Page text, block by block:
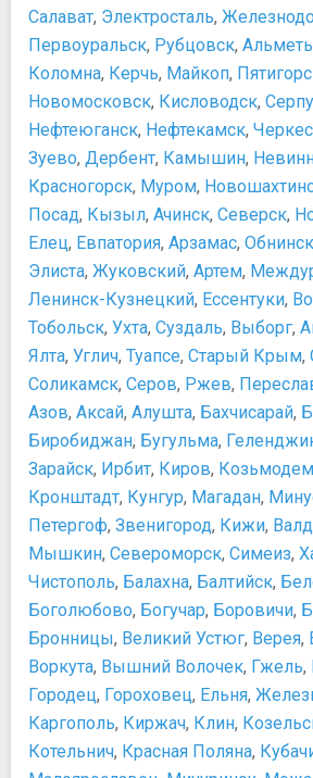
Салават, Электросталь,
Первоуральск, Рубцовск,
Коломна, Керчь, Майкоп,
Новомосковск, Кисловодск,
Нефтеюганск, Нефтекамск,
Зуево, Дербент, Камышин,
Красногорск, Муром,
Посад, Кызыл, Ачинск, Северск,
Елец, Евпатория, Арзамас, Обнинск
Элиста, Жуковский, Артем,
Ленинск-Кузнецкий, Ессентуки,
Тобольск, Ухта, Суздаль, Выборг,
Ялта, Углич, Туапсе, Старый Крым,
Соликамск, Серов, Ржев,
Азов, Аксай, Алушта, Бахчисарай,
Биробиджан, Бугульма,
Зарайск, Ирбит, Киров,
Кронштадт, Кунгур, Магадан,
Петергоф, Звенигород, Кижи,
Мышкин, Североморск, Симеиз,
Чистополь, Балахна, Балтийск,
Боголюбово, Богучар, Боровичи,
Бронницы, Великий Устюг, Верея,
Воркута, Вышний Волочек, Гжель,
Городец, Гороховец, Ельня,
Каргополь, Киржач, Клин,
Котельнич, Красная Поляна,